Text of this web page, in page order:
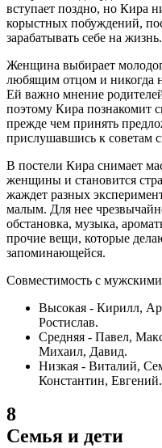
вступает поздно, но Кира
корыстных побуждений,
зарабатывать себе на жизнь.
Женщина выбирает
любящим отцом и никогда
Ей важно мнение
поэтому Кира познакомит
прежде чем принять
прислушавшись к советам
В постели Кира снимает
женщины и становится
жаждет разных
малым. Для нее
обстановка, музыка,
прочие вещи, которые
запоминающейся.
Совместимость с
Высокая - Кирилл,
Ростислав.
Средняя - Павел,
Михаил, Давид.
Низкая - Виталий,
Константин, Евгений.
8
Семья и дети